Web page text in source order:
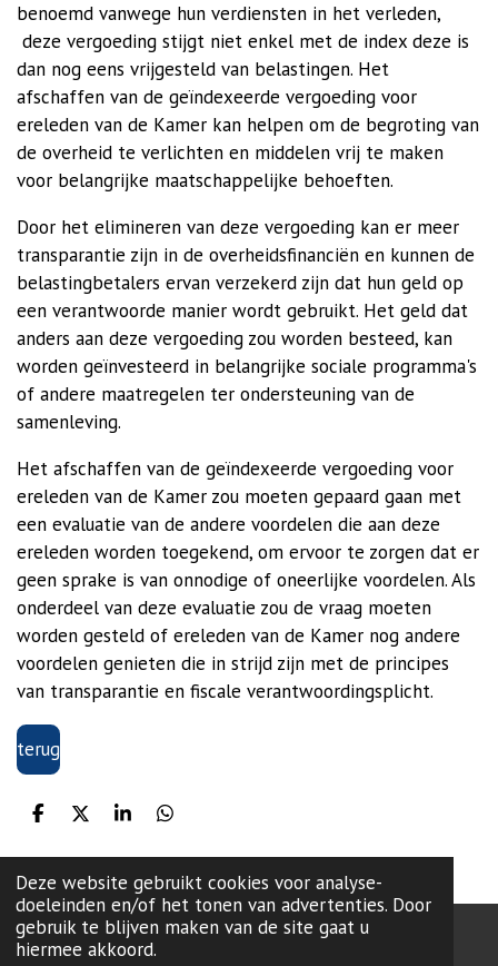
Deze website gebruikt cookies voor analyse-
doeleinden en/of het tonen van advertenties. Door
gebruik te blijven maken van de site gaat u
hiermee akkoord.
benoemd vanwege hun verdiensten in het verleden,
deze vergoeding stijgt niet enkel met de index deze is
dan nog eens vrijgesteld van belastingen. Het
afschaffen van de geïndexeerde vergoeding voor
ereleden van de Kamer kan helpen om de begroting van
de overheid te verlichten en middelen vrij te maken
voor belangrijke maatschappelijke behoeften.
Door het elimineren van deze vergoeding kan er meer
transparantie zijn in de overheidsfinanciën en kunnen de
belastingbetalers ervan verzekerd zijn dat hun geld op
een verantwoorde manier wordt gebruikt. Het geld dat
anders aan deze vergoeding zou worden besteed, kan
worden geïnvesteerd in belangrijke sociale programma's
of andere maatregelen ter ondersteuning van de
samenleving.
Het afschaffen van de geïndexeerde vergoeding voor
ereleden van de Kamer zou moeten gepaard gaan met
een evaluatie van de andere voordelen die aan deze
ereleden worden toegekend, om ervoor te zorgen dat er
geen sprake is van onnodige of oneerlijke voordelen. Als
onderdeel van deze evaluatie zou de vraag moeten
worden gesteld of ereleden van de Kamer nog andere
voordelen genieten die in strijd zijn met de principes
van transparantie en fiscale verantwoordingsplicht.
terug
D
l
e
n
D
e
l
S
a
r
e
D
l
e
n